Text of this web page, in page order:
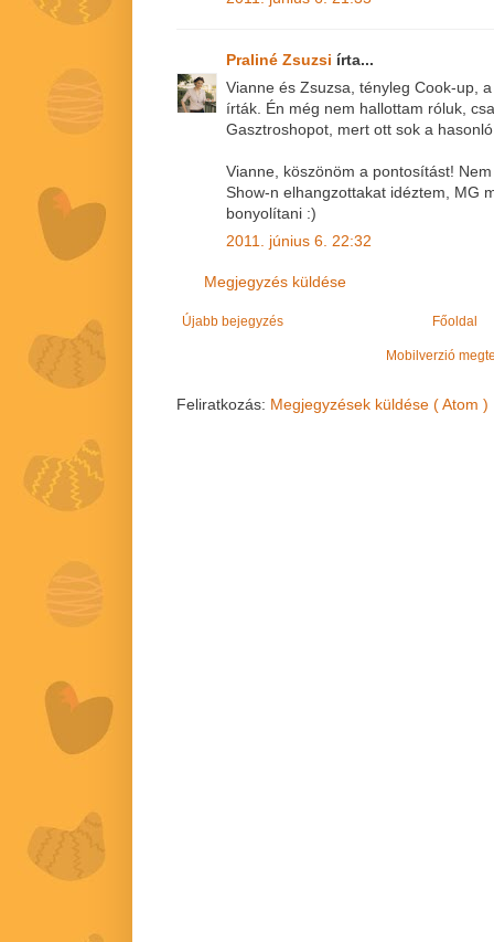
Praliné Zsuzsi írta...
Vianne és Zsuzsa, tényleg Cook-up,
írták. Én még nem hallottam róluk,
Gasztroshopot, mert ott sok a
Vianne, köszönöm a pontosítást!
Show-n elhangzottakat idéztem, MG
bonyolítani :)
2011. június 6. 22:32
Megjegyzés küldése
Újabb bejegyzés Főoldal
Mobilverzió
Feliratkozás: Megjegyzések küldése ( Atom )